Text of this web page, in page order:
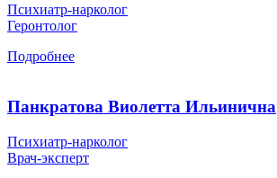
Психиатр-нарколог
Геронтолог
Подробнее
Панкратова Виолетта Ильинична
Психиатр-нарколог
Врач-эксперт